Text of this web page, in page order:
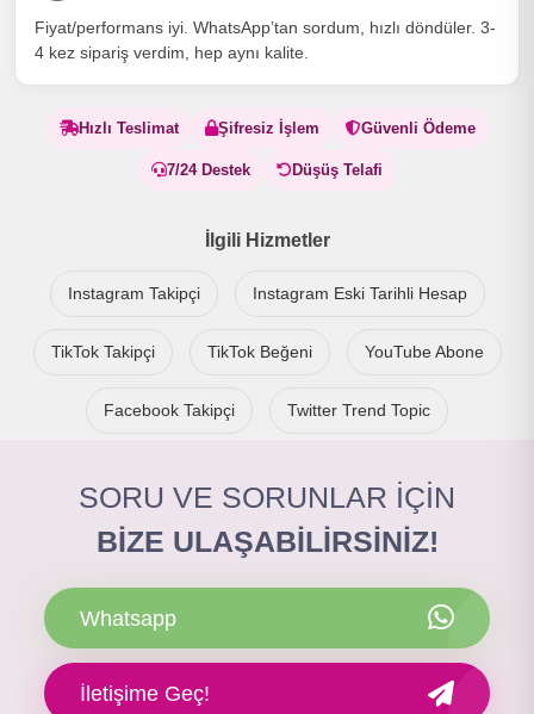
Fiyat/performans iyi. WhatsApp’tan sordum, hızlı döndüler. 3-
4 kez sipariş verdim, hep aynı kalite.
Hızlı Teslimat Şifresiz İşlem Güvenli Ödeme
7/24 Destek Düşüş Telafi
İlgili Hizmetler
Instagram Takipçi Instagram Eski Tarihli Hesap
TikTok Takipçi TikTok Beğeni YouTube Abone
Facebook Takipçi Twitter Trend Topic
SORU VE SORUNLAR İÇİN
BİZE ULAŞABİLİRSİNİZ!
Whatsapp
İletişime Geç!